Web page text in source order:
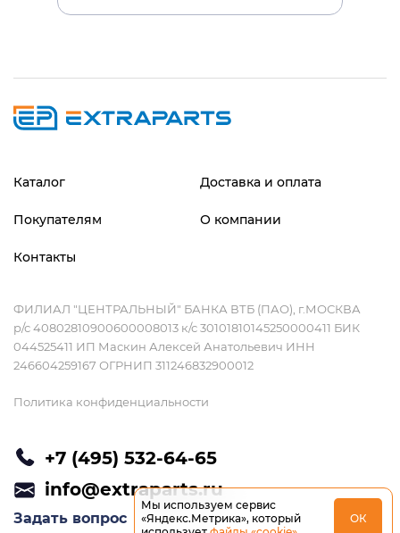
HP Omen 15-dc1059ur
HP Omen 15-dc1063ur
HP Omen 15-dc1074ur
HP Omen 15-dc1075ur
HP Omen 15-dc1079ur
Каталог Доставка и оплата
Покупателям О компании
Контакты
ФИЛИАЛ "ЦЕНТРАЛЬНЫЙ" БАНКА ВТБ (ПАО), г.МОСКВА
р/с 40802810900600008013 к/с 30101810145250000411 БИК
044525411 ИП Маскин Алексей Анатольевич ИНН
246604259167 ОГРНИП 311246832900012
Политика конфиденциальности
+7 (495) 532-64-65
info@extraparts.ru
Задать вопрос
Мы используем сервис
«Яндекс.Метрика», который
ОК